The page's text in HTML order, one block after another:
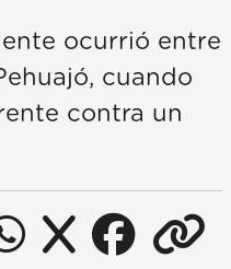
ocurrió entre
cuando
contra un